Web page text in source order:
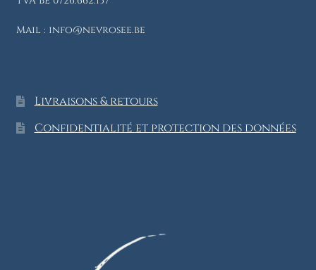
Mail : info@nevrosee.be
Livraisons & retours
Confidentialité et protection des données